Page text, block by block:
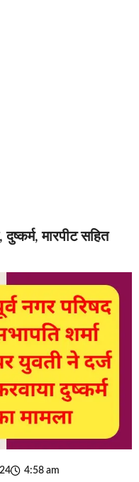
मारपीट सहित
4:58 am